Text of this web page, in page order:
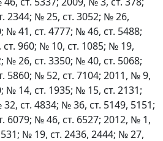
2344; № 25, ст. 3052; № 26,
№ 41, ст. 4777; № 46, ст. 5488;
960; № 10, ст. 1085; № 19,
№ 26, ст. 3350; № 40, ст. 5068;
5860; № 52, ст. 7104; 2011, № 9,
№ 14, ст. 1935; № 15, ст. 2131;
ст. 4834; № 36, ст. 5149, 5151;
6079; № 46, ст. 6527; 2012, № 1,
№ 19, ст. 2436, 2444; № 27,